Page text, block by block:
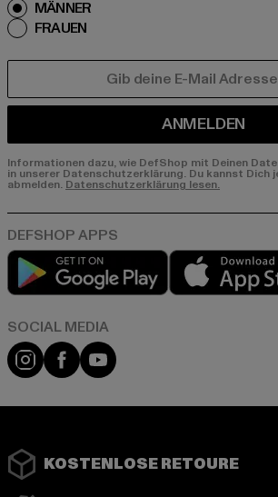
MÄNNER
FRAUEN
ANMELDEN
Informationen dazu, wie DefShop mit Deinen
in unserer Datenschutzerklärung. Du kannst
abmelden. Datenschutzerklärung lesen.
Play market
Instagram
FacebookYouTube
KOSTENLOSE RETOURE